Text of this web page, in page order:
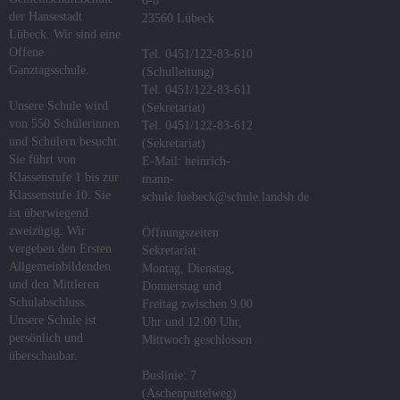
der Hansestadt
Lübeck. Wir sind eine
Offene
Ganztagsschule.
Unsere Schule wird
von 550 Schülerinnen
und Schülern besucht.
Sie führt von
Klassenstufe 1 bis zur
Klassenstufe 10. Sie
ist überwiegend
zweizügig. Wir
vergeben den Ersten
Allgemeinbildenden
und den Mittleren
Schulabschluss.
Unsere Schule ist
persönlich und
überschaubar.
23560 Lübeck
Tel. 0451/122-83-610
(Schulleitung)
Tel. 0451/122-83-611
(Sekretariat)
Tel. 0451/122-83-612
(Sekretariat)
E-Mail: heinrich-
mann-
schule.luebeck@schule.landsh.de
Öffnungszeiten
Sekretariat:
Montag, Dienstag,
Donnerstag und
Freitag zwischen 9.00
Uhr und 12.00 Uhr,
Mittwoch geschlossen
Buslinie: 7
(Aschenputtelweg)
Digitale
Flex-
Klassen
Abschlüsse
Podcast
DaZ-
Zentrum
MINT
Das
Konzept